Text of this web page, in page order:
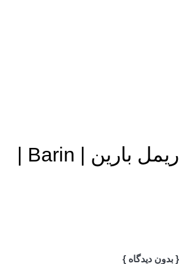
ریمل بارین | Barin |
{ بدون دیدگاه }